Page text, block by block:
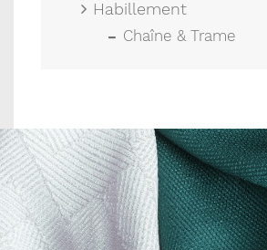
Habillement
Chaîne & Trame